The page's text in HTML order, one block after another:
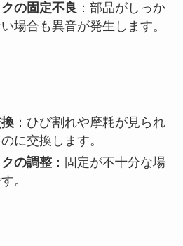
の固定不良 ：部品がしっか
場合も異音が発生します。
：ひび割れや摩耗が見られ
に交換します。
の調整：固定が不十分な場
。